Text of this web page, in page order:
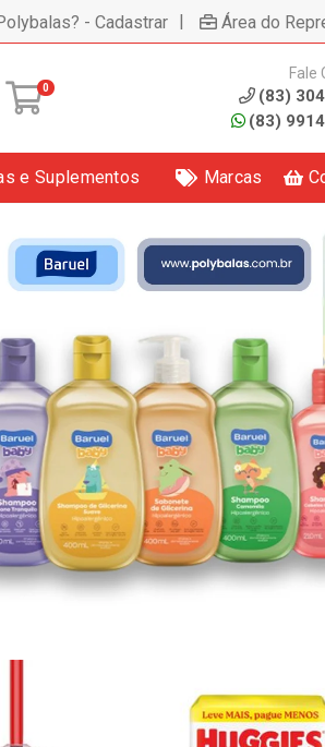
- Cadastrar | Área do
0
Fale
(83)
(83)
e Suplementos Marcas